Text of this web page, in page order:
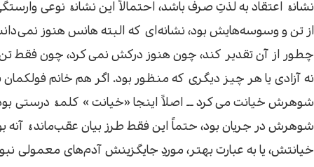
اقتصاد
کودک و نوجوان
داستان کوتاه
نشانۀ اعتقاد به لذتِ صرف باشد، احتمالاً این نشانۀ نوعی
از تن و وسوسه‌هایش بود، نشانه‌ای که البته هانس هنوز
چطور از آن تقدیر کند، چون هنوز درکش نمی‌کرد، چون فقط تن
نه آزادی یا هر چیز دیگری که منظور بود. اگر هم خانم فولکمان
شوهرش خیانت می‌کرد ــ اصلاً اینجا «خیانت » کلمۀ درستی
شوهرش در جریان بود، حتماً این فقط طرز بیان عقب‌ماندۀ آنه
خیانتش، یا به عبارت بهتر، موردِ جایگزینش آدم‌های معمولی